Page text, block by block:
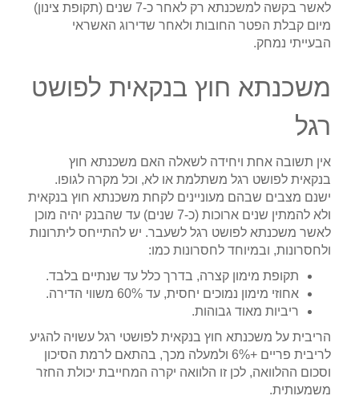
לאשר בקשה למשכנתא רק לאחר כ-7 שנים (תקופת צינון)
מיום קבלת הפטר החובות ולאחר שדירוג האשראי
הבעייתי נמחק.
משכנתא חוץ בנקאית לפושט
רגל
אין תשובה אחת ויחידה לשאלה האם משכנתא חוץ
בנקאית לפושט רגל משתלמת או לא, וכל מקרה לגופו.
ישנם מצבים שבהם מעוניינים לקחת משכנתא חוץ בנקאית
ולא להמתין שנים ארוכות (כ-7 שנים) עד שהבנק יהיה מוכן
לאשר משכנתא לפושט רגל לשעבר. יש להתייחס ליתרונות
ולחסרונות, ובמיוחד לחסרונות כמו:
תקופת מימון קצרה, בדרך כלל עד שנתיים בלבד.
אחוזי מימון נמוכים יחסית, עד 60% משווי הדירה.
ריביות מאוד גבוהות.
הריבית על משכנתא חוץ בנקאית לפושטי רגל עשויה להגיע
לריבית פריים +6% ולמעלה מכך, בהתאם לרמת הסיכון
וסכום ההלוואה, לכן זו הלוואה יקרה המחייבת יכולת החזר
משמעותית.